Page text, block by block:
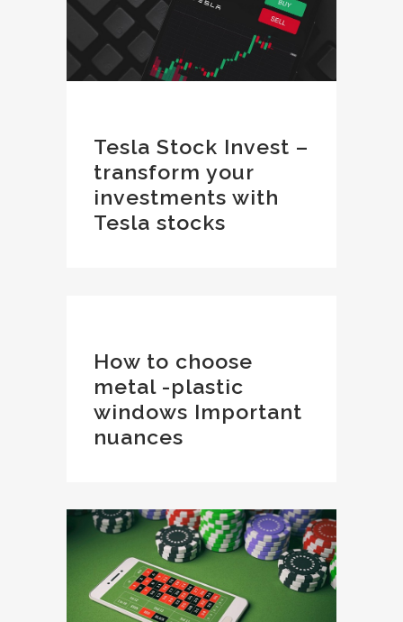
Tesla Stock Invest –
transform your
investments with
Tesla stocks
How to choose
metal -plastic
windows Important
nuances